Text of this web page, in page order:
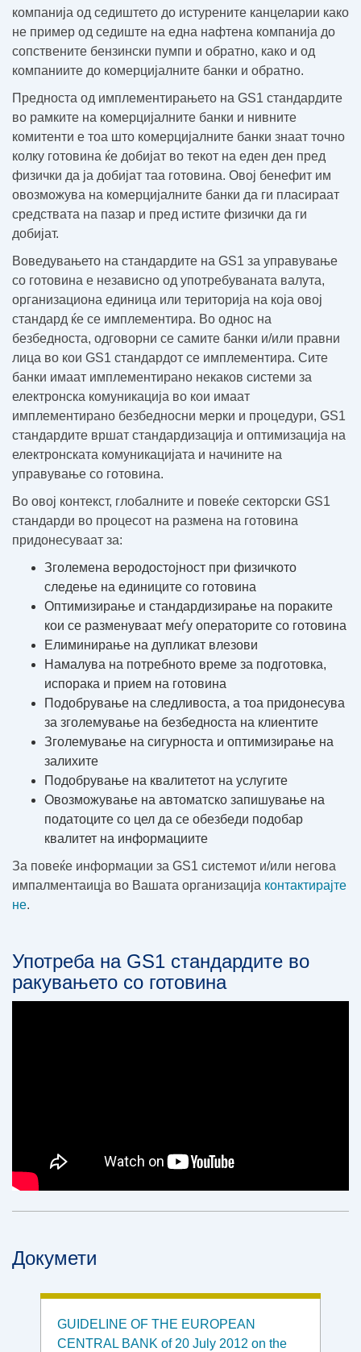
компанија од седиштето до истурените канцеларии како
не пример од седиште на една нафтена компанија до
сопствените бензински пумпи и обратно, како и од
компаниите до комерцијалните банки и обратно.
Предноста од имплементирањето на GS1 стандардите
во рамките на комерцијалните банки и нивните
комитенти е тоа што комерцијалните банки знаат точно
колку готовина ќе добијат во текот на еден ден пред
физички да ја добијат таа готовина. Овој бенефит им
овозможува на комерцијалните банки да ги пласираат
средствата на пазар и пред истите физички да ги
добијат.
Воведувањето на стандардите на GS1 за управување
со готовина е независно од употребуваната валута,
организациона единица или територија на која овој
стандард ќе се имплементира. Во однос на
безбедноста, одговорни се самите банки и/или правни
лица во кои GS1 стандардот се имплементира. Сите
банки имаат имплементирано некаков системи за
електронска комуникација во кои имаат
имплементирано безбедносни мерки и процедури, GS1
стандардите вршат стандардизација и оптимизација на
електронската комуникацијата и начините на
управување со готовина.
Во овој контекст, глобалните и повеќе секторски GS1
стандарди во процесот на размена на готовина
придонесуваат за:
Зголемена веродостојност при физичкото
следење на единиците со готовина
Оптимизирање и стандардизирање на пораките
кои се разменуваат меѓу операторите со готовина
Елиминирање на дупликат влезови
Намалува на потребното време за подготовка,
испорака и прием на готовина
Подобрување на следливоста, а тоа придонесува
за зголемување на безбедноста на клиентите
Зголемување на сигурноста и оптимизирање на
залихите
Подобрување на квалитетот на услугите
Овозможување на автоматско запишување на
податоците со цел да се обезбеди подобар
квалитет на информациите
За повеќе информации за GS1 системот и/или негова
импалментаицја во Вашата организација контактирајте
не.
Употреба на GS1 стандардите во
ракувањето со готовина
Докумети
GUIDELINE OF THE EUROPEAN
CENTRAL BANK of 20 July 2012 on the